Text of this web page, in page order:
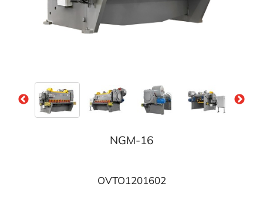
NGM-16
OVTO1201602